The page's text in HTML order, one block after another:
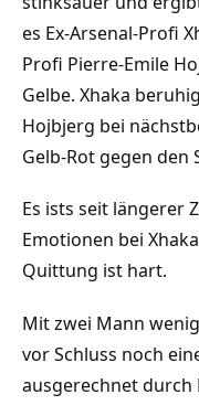
es Ex-Arsenal-Profi
Profi Pierre-Emile
Gelbe. Xhaka
Hojbjerg bei
Gelb-Rot gegen den
Es ists seit längerer
Emotionen bei
Quittung ist hart.
Mit zwei Mann
vor Schluss noch
ausgerechnet durch